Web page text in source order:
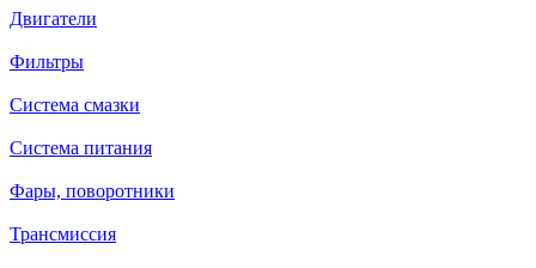
Двигатели
Фильтры
Система смазки
Система питания
Фары, поворотники
Трансмиссия